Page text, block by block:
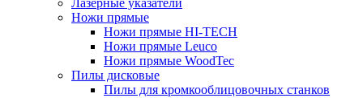
Лазерные указатели
Ножи прямые
Ножи прямые HI-TECH
Ножи прямые Leuco
Ножи прямые WoodTec
Пилы дисковые
Пилы для кромкооблицовочных станков